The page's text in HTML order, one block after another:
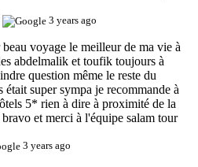
3 years ago
beau voyage le meilleur de ma vie à
abdelmalik et toufik toujours à
question même le reste du
était super sympa je recommande à
5* rien à dire à proximité de la
et merci à l'équipe salam tour
3 years ago